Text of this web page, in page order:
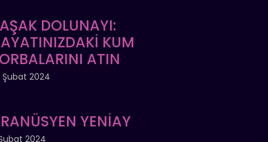
DOLUNAYI:
KUM
ATIN
Şubat 2024
YENİAY
2024